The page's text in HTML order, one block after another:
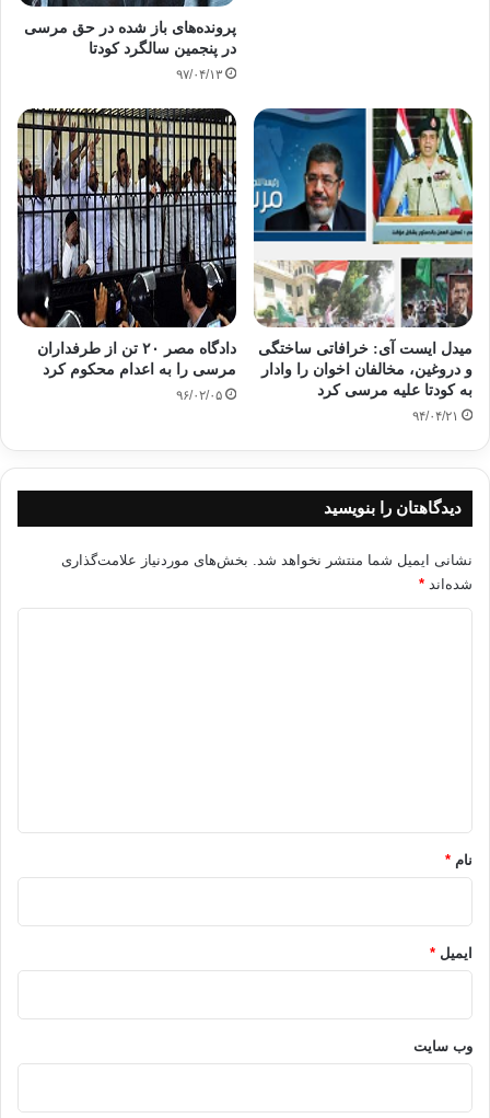
پرونده‌های باز شده در حق مرسی
در پنجمین سالگرد کودتا
۹۷/۰۴/۱۳
میدل ایست آی: خرافاتی ساختگی
و دروغین، مخالفان اخوان را وادار
به کودتا علیه مرسی کرد
۹۴/۰۴/۲۱
دادگاه مصر ۲۰ تن از طرفداران
مرسی را به اعدام محکوم کرد
۹۶/۰۲/۰۵
دیدگاهتان را بنویسید
نشانی ایمیل شما منتشر نخواهد شد. بخش‌های موردنیاز علامت‌گذاری
شده‌اند *
نام *
ایمیل *
وب‌ سایت